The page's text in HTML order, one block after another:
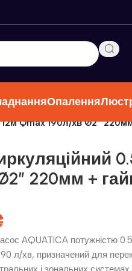
Опалення
Qmax 190л/хв Ø2″
220мм +
AQUATICA потужністю
л/хв, призначений для